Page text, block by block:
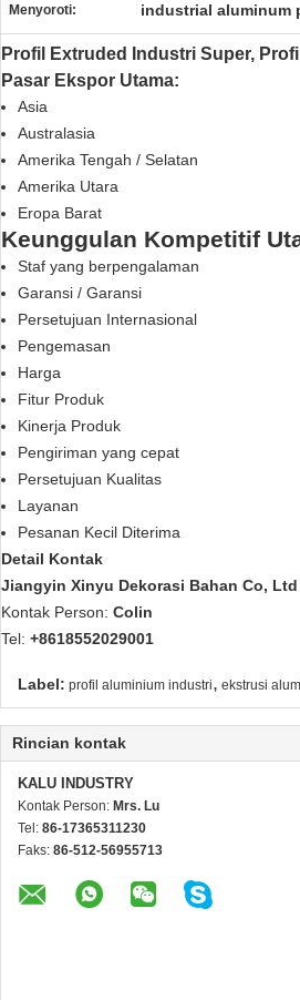
Menyoroti: industrial aluminum
Profil Extruded Industri Super,
Pasar Ekspor Utama:
Asia
Australasia
Amerika Tengah / Selatan
Amerika Utara
Eropa Barat
Keunggulan Kompetitif
Staf yang berpengalaman
Garansi / Garansi
Persetujuan Internasional
Pengemasan
Harga
Fitur Produk
Kinerja Produk
Pengiriman yang cepat
Persetujuan Kualitas
Layanan
Pesanan Kecil Diterima
Detail Kontak
Jiangyin Xinyu Dekorasi Bahan Co, Ltd
Kontak Person: Colin
Tel: +8618552029001
Label: profil aluminium industri, ekstrusi
Rincian kontak
KALU INDUSTRY
Kontak Person: Mrs. Lu
Tel: 86-17365311230
Faks: 86-512-56955713